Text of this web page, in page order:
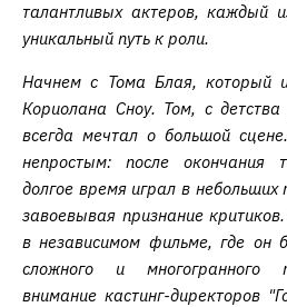
талантливых актеров, каждый
уникальный путь к роли.
Начнем с Тома Блая, который
Кориолана Сноу. Том, с
всегда мечтал о большой
непростым: после окончания
долгое время играл в небольших
завоевывая признание
в независимом фильме, где он
сложного и многогранного
внимание кастинг-директоров